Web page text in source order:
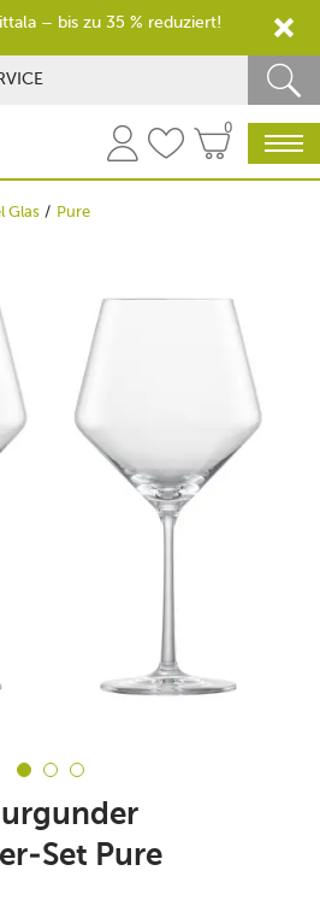
0
Glas Pure
Set Pure
– bis zu 35 % reduziert!